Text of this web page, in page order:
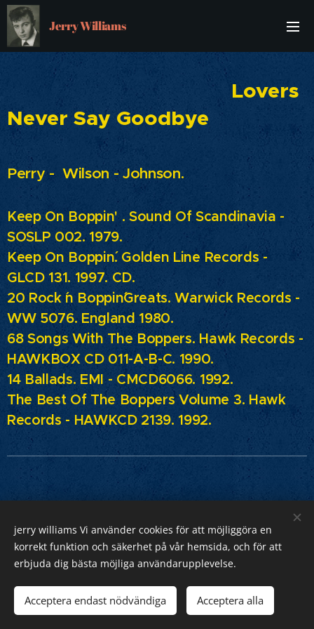
Jerry Williams
Lovers
Never Say Goodbye
Perry - Wilson - Johnson.
Keep On Boppin' . Sound Of Scandinavia -
SOSLP 002. 1979.
Keep On Boppin´. Golden Line Records -
GLCD 131. 1997. CD.
20 Rock ´n Boppin´Greats.Warwick Records -
WW 5076. England 1980.
68 Songs With The Boppers.Hawk Records -
HAWKBOX CD 011-A-B-C. 1990.
14 Ballads. EMI - CMCD6066. 1992.
The Best Of The Boppers Volume 3. Hawk
Records - HAWKCD 2139. 1992.
Jerry Williams
Sveriges Rock Kung.
Webnode Cookies
jerry williams Vi använder cookies för att möjliggöra en
korrekt funktion och säkerhet på vår hemsida, och för att
erbjuda dig bästa möjliga användarupplevelse.
Acceptera endast nödvändiga Acceptera alla